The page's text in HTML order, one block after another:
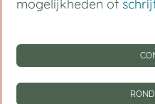
mogelijkheden of